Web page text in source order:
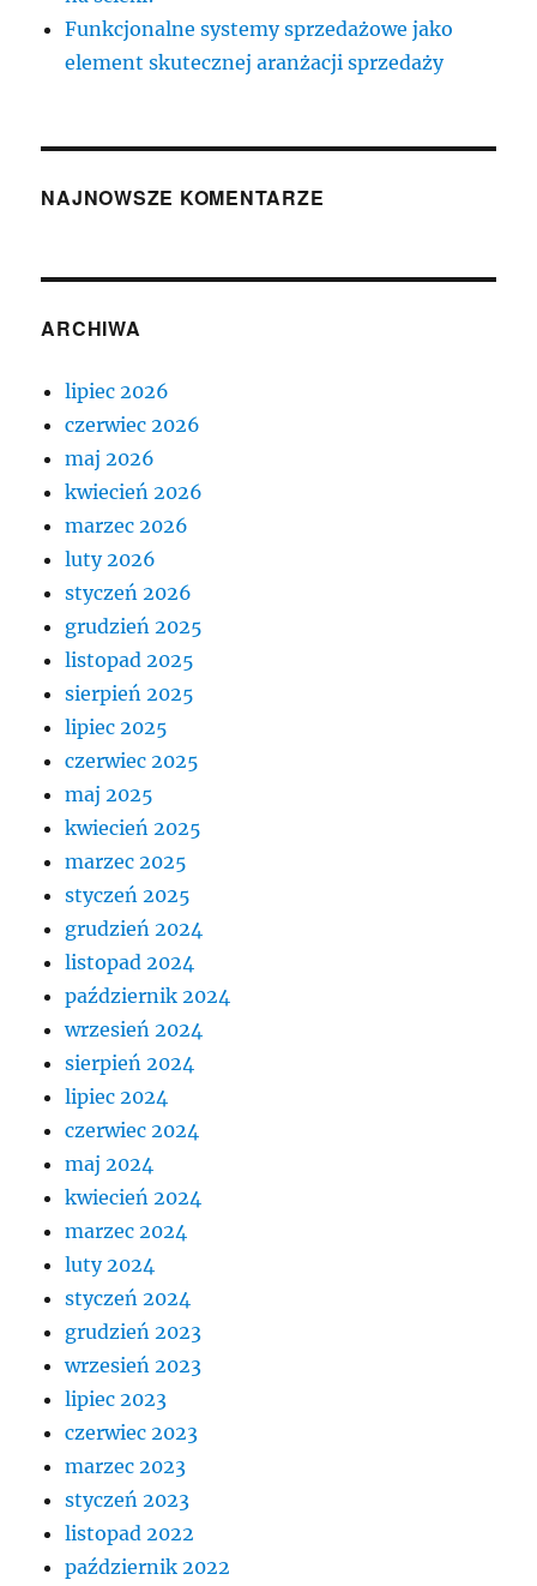
Funkcjonalne systemy sprzedażowe jako
element skutecznej aranżacji sprzedaży
NAJNOWSZE KOMENTARZE
ARCHIWA
lipiec 2026
czerwiec 2026
maj 2026
kwiecień 2026
marzec 2026
luty 2026
styczeń 2026
grudzień 2025
listopad 2025
sierpień 2025
lipiec 2025
czerwiec 2025
maj 2025
kwiecień 2025
marzec 2025
styczeń 2025
grudzień 2024
listopad 2024
październik 2024
wrzesień 2024
sierpień 2024
lipiec 2024
czerwiec 2024
maj 2024
kwiecień 2024
marzec 2024
luty 2024
styczeń 2024
grudzień 2023
wrzesień 2023
lipiec 2023
czerwiec 2023
marzec 2023
styczeń 2023
listopad 2022
październik 2022